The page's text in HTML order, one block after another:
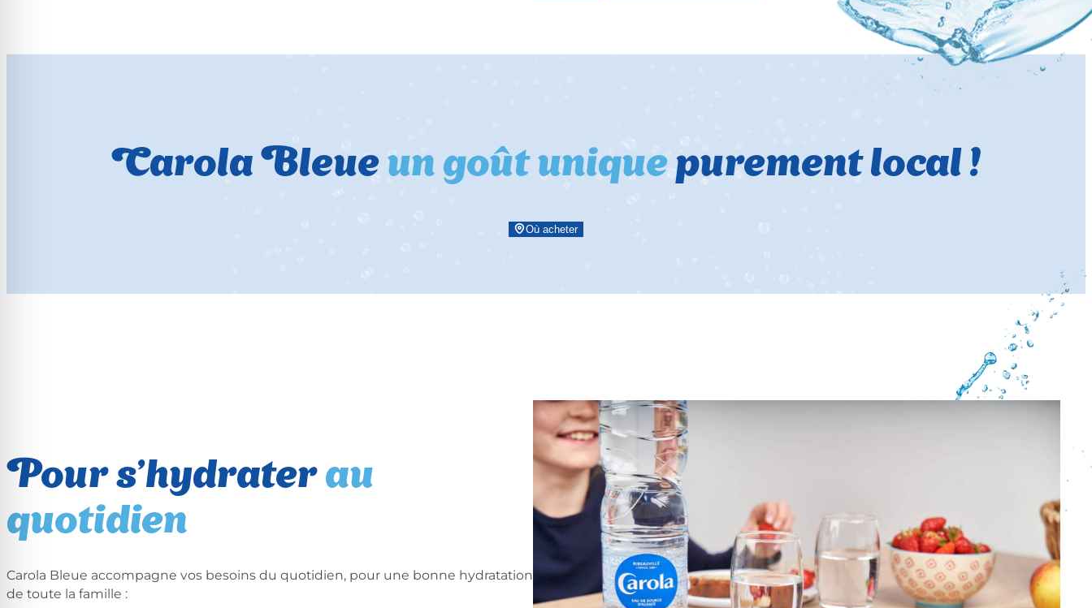
Carola Bleue un goût uniquepurement local !
Où acheter
Pour s’hydrater au
quotidien
Carola Bleue accompagne vos besoins du quotidien, pour une bonne hydratation
de toute la famille :